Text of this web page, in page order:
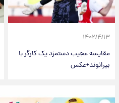
۱۴۰۲/۴/۱۳
مقایسه عجیب دستمزد یک کارگر با
بیرانوند+عکس